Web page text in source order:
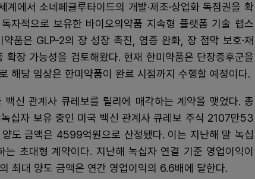
에서 소네페글루타이드의 개발·제조·상업화 독점권을 확
자적으로 보유한 바이오의약품 지속형 플랫폼 기술 랩스
품은 GLP-2의 장 성장 촉진, 염증 완화, 장 점막 보호·재
장 가능성을 검토해왔다. 현재 한미약품은 단장증후군을
해당 임상은 한미약품이 완료 시점까지 수행할 예정이다.
신 관계사 큐레보를 릴리에 매각하는 계약을 맺었다. 총
십자 보유 중인 미국 백신 관계사 큐레보 주식 2107만53
도 금액은 4599억원으로 산정됐다. 이는 지난해 말 녹십
초대형 계약이다. 지난해 녹십자 연결 기준 영업이익이
최대 양도 금액은 연간 영업이익의 6.6배에 달한다.